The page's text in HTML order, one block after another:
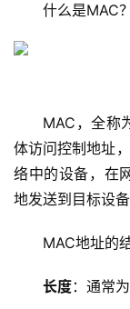
什么是MAC？
MAC，全称
体访问控制地址
络中的设备，在
地发送到目标设备
MAC地址的
长度：通常